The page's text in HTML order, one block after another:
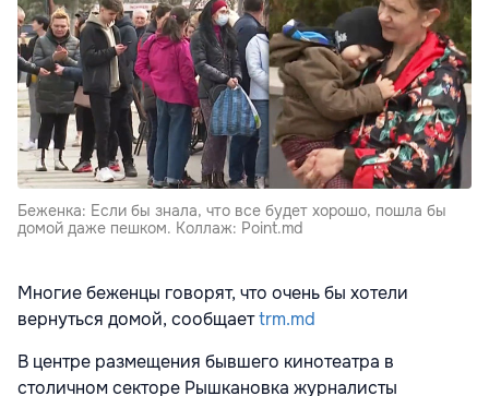
Беженка: Если бы знала, что все будет хорошо, пошла бы
домой даже пешком. Коллаж: Point.md
Многие беженцы говорят, что очень бы хотели
вернуться домой, сообщаетtrm.md
В центре размещения бывшего кинотеатра в
столичном секторе Рышкановка журналисты